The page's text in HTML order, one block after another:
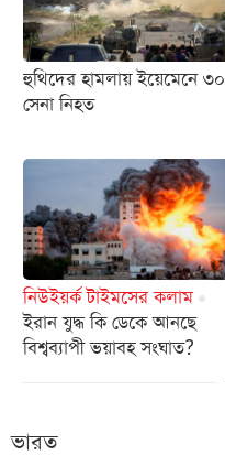
হুথিদের হামলায় ইয়েমেনে ৩০
সেনা নিহত
নিউইয়র্ক টাইমসের কলাম
ইরান যুদ্ধ কি ডেকে আনছে
বিশ্বব্যাপী ভয়াবহ সংঘাত?
ভারত